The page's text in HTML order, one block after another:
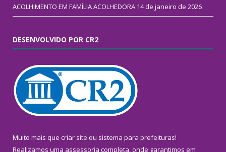
ACOLHIMENTO EM FAMÍLIA ACOLHEDORA 14 de janeiro de 2026
DESENVOLVIDO POR CR2
Muito mais que criar site ou sistema para prefeituras!
Realizamos uma assessoria completa, onde garantimos em